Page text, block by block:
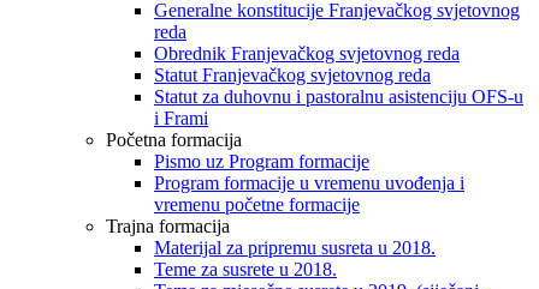
Generalne konstitucije Franjevačkog svjetovnog
reda
Obrednik Franjevačkog svjetovnog reda
Statut Franjevačkog svjetovnog reda
Statut za duhovnu i pastoralnu asistenciju OFS-u
i Frami
Početna formacija
Pismo uz Program formacije
Program formacije u vremenu uvođenja i
vremenu početne formacije
Trajna formacija
Materijal za pripremu susreta u 2018.
Teme za susrete u 2018.